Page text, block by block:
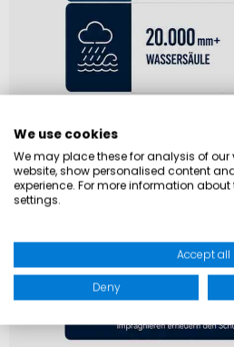
We use cookies
We may place these for analysis of
website, show personalised content
experience. For more information
settings.
Accept all
Deny